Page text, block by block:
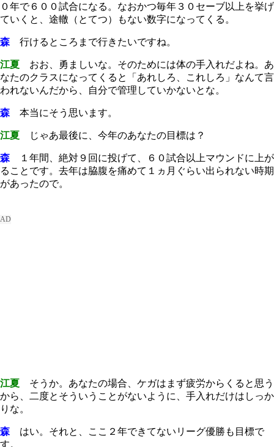
０年で６００試合になる。なおかつ毎年３０セーブ以上を挙げ
ていくと、途轍（とてつ）もない数字になってくる。
森 行けるところまで行きたいですね。
江夏 おお、勇ましいな。そのためには体の手入れだよね。あ
なたのクラスになってくると「あれしろ、これしろ」なんて言
われないんだから、自分で管理していかないとな。
森 本当にそう思います。
江夏 じゃあ最後に、今年のあなたの目標は？
森 １年間、絶対９回に投げて、６０試合以上マウンドに上が
ることです。去年は脇腹を痛めて１ヵ月ぐらい出られない時期
があったので。
江夏 そうか。あなたの場合、ケガはまず疲労からくると思う
から、二度とそういうことがないように、手入れだけはしっか
りな。
森 はい。それと、ここ２年できてないリーグ優勝も目標で
す。